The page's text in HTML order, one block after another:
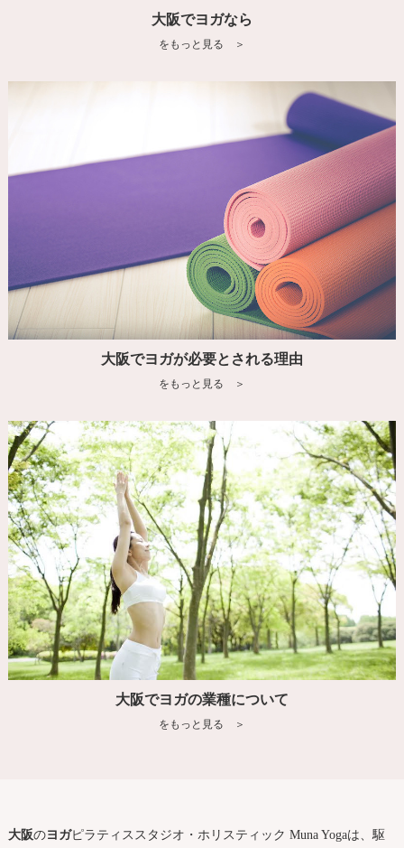
大阪でヨガなら
をもっと見る ＞
大阪でヨガが必要とされる理由
をもっと見る ＞
大阪でヨガの業種について
をもっと見る ＞
大阪のヨガピラティススタジオ・ホリスティック Muna Yogaは、駆